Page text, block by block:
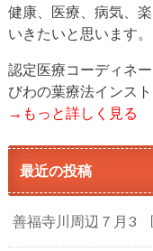
健康、医療、病気、
いきたいと思います。
認定医療コーディネ
びわの葉療法インス
→もっと詳しく見る
最近の投稿
善福寺川周辺７月3